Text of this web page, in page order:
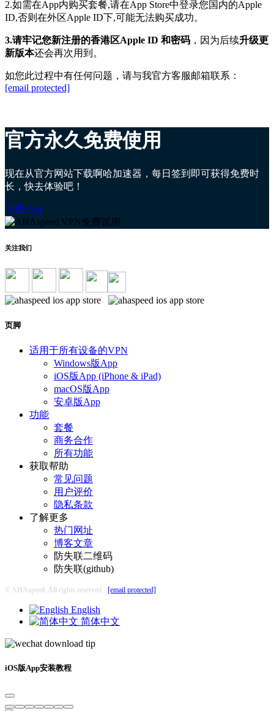
2.如需在App内购买套餐,请在App Store中登录您国内的Apple
ID,否则在外区Apple ID下,可能无法购买成功。
3.请牢记您新注册的香港区Apple ID 和密码 ，因为后续升级更
新版本还会再次用到。
如您此过程中有任何问题，请与我官方客服邮箱联系：
[email protected]
官方永久免费使用
现在从官方网站下载啊哈加速器，每日签到即可获得免费时
长，快去体验吧！
下载App
关注我们
页脚
适用于所有设备的VPN
Windows版App
iOS版App (iPhone & iPad)
macOS版App
安卓版App
功能
套餐
商务合作
所有功能
获取帮助
常见问题
用户评价
隐私条款
了解更多
热门网址
博客文章
防失联二维码
防失联(github)
© AHAspeed. All rights reserved [email protected]
English
简体中文
iOS版App安装教程